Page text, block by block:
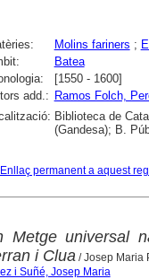
Molins fariners ;
Batea
[1550 - 1600]
add.:
Ramos Folch,
Biblioteca de
(Gandesa); B.
Enllaç permanent a aquest
Metge universal
i Clua/ Josep Maria
i Suñé, Josep Maria